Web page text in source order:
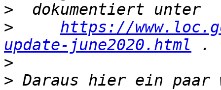
>
>
https://
update-june2020.html
>
> Daraus hier ein paar